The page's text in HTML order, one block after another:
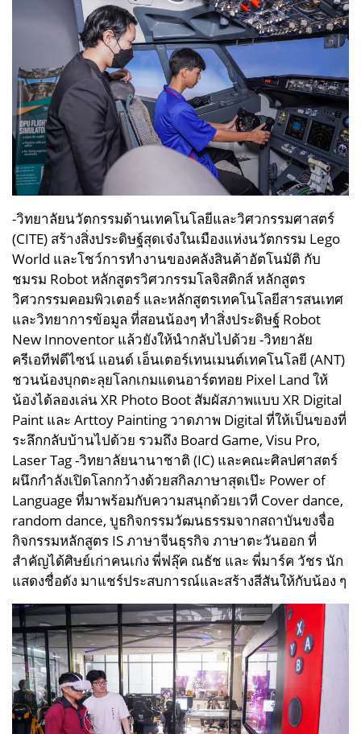
-วิทยาลัยนวัตกรรมด้านเทคโนโลยีและวิศวกรรมศาสตร์
(CITE) สร้างสิ่งประดิษฐ์สุดเจ๋งในเมืองแห่งนวัตกรรม Lego
World และโชว์การทำงานของคลังสินค้าอัตโนมัติ กับ
ชมรม Robot หลักสูตรวิศวกรรมโลจิสติกส์ หลักสูตร
วิศวกรรมคอมพิวเตอร์ และหลักสูตรเทคโนโลยีสารสนเทศ
และวิทยาการข้อมูล ที่สอนน้องๆ ทำสิ่งประดิษฐ์ Robot
New Innoventor แล้วยังให้นำกลับไปด้วย -วิทยาลัย
ครีเอทีฟดีไซน์ แอนด์ เอ็นเตอร์เทนเมนต์เทคโนโลยี (ANT)
ชวนน้องบุกตะลุยโลกเกมแดนอาร์ตทอย Pixel Land ให้
น้องได้ลองเล่น XR Photo Boot สัมผัสภาพแบบ XR Digital
Paint และ Arttoy Painting วาดภาพ Digital ที่ให้เป็นของที่
ระลึกกลับบ้านไปด้วย รวมถึง Board Game, Visu Pro,
Laser Tag-วิทยาลัยนานาชาติ (IC) และคณะศิลปศาสตร์
ผนึกกำลังเปิดโลกกว้างด้วยสกิลภาษาสุดเป๊ะ Power of
Language ที่มาพร้อมกับความสนุกด้วยเวที Cover dance,
random dance, บูธกิจกรรมวัฒนธรรมจากสถาบันขงจื่อ
กิจกรรมหลักสูตร IS ภาษาจีนธุรกิจ ภาษาตะวันออก ที่
สำคัญได้ศิษย์เก่าคนเก่ง พี่ฟลุ๊ค ณธัช และ พี่มาร์ค วัชร นัก
แสดงชื่อดัง มาแชร์ประสบการณ์และสร้างสีสันให้กับน้อง ๆ